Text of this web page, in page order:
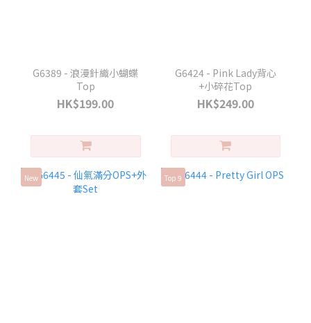
G6389 - 浪漫針織小蝴蝶
Top
HK$199.00
G6424 - Pink Lady背心
+小碎花Top
HK$249.00
New Top 9